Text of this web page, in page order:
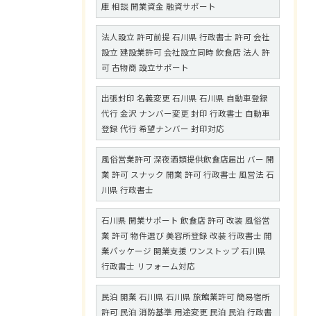
庫 相談 開業資金 融資サポート
法人設立 許可前提 石川県 行政書士 許可 会社
設立 建設業許可 会社設立同時 飲食店 法人 許
可 古物商 設立サポート
出張封印 名義変更 石川県 石川県 自動車登録
代行 金沢 ナンバー変更 封印 行政書士 自動車
登録 代行 希望ナンバー 封印対応
風俗営業許可 深夜酒類提供飲食店届出 バー 開
業 許可 スナック 開業 許可 行政書士 風営法 石
川県 行政書士
石川県 開業サポート 飲食店 許可 改装 風俗営
業 許可 物件選び 美容所登録 改装 行政書士 開
業パッケージ 開業支援 ワンストップ 石川県
行政書士 リフォーム対応
民泊 開業 石川県 石川県 旅館業許可 簡易宿所
許可 民泊 消防基準 用途変更 民泊 民泊 行政書